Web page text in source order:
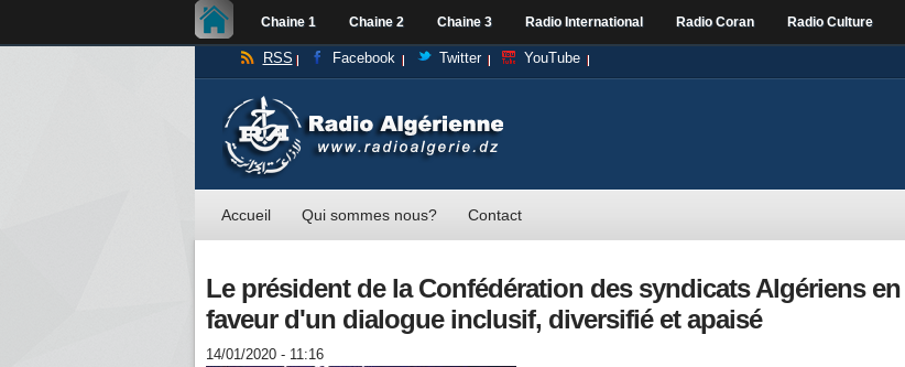
Chaine 1 Chaine 2 Chaine 3 Radio International Radio Coran Radio Culture
RSS Facebook Twitter YouTube
Accueil Qui sommes nous? Contact
Le président de la Confédération des syndicats Algériens en
faveur d'un dialogue inclusif, diversifié et apaisé
14/01/2020 - 11:16